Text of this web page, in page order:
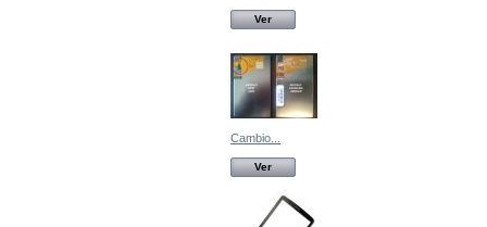
Ver
Cambio...
Ver